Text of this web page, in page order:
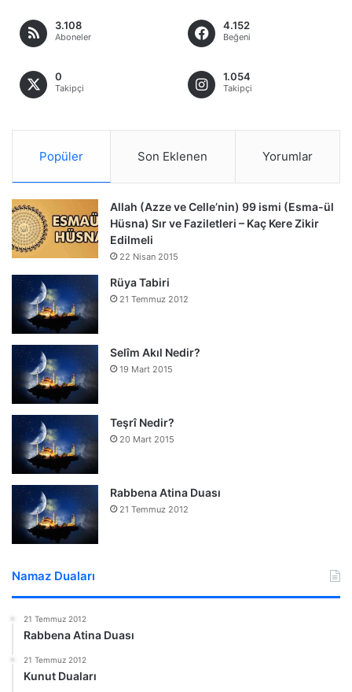
3.108
Aboneler
4.152
Beğeni
0
Takipçi
1.054
Takipçi
Popüler Son Eklenen Yorumlar
Allah (Azze ve Celle’nin) 99 ismi (Esma-ül
Hüsna) Sır ve Faziletleri – Kaç Kere Zikir
Edilmeli
22 Nisan 2015
Rüya Tabiri
21 Temmuz 2012
Selîm Akıl Nedir?
19 Mart 2015
Teşrî Nedir?
20 Mart 2015
Rabbena Atina Duası
21 Temmuz 2012
Namaz Duaları
21 Temmuz 2012
Rabbena Atina Duası
21 Temmuz 2012
Kunut Duaları